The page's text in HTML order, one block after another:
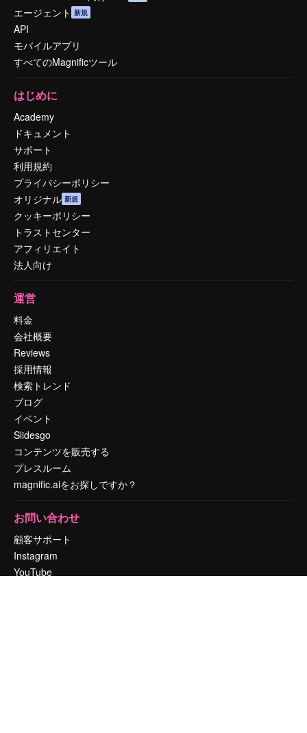
エージェント 新規
API
モバイルアプリ
すべてのMagnificツール
はじめに
Academy
ドキュメント
サポート
利用規約
プライバシーポリシー
オリジナル 新規
クッキーポリシー
トラストセンター
アフィリエイト
法人向け
運営
料金
会社概要
Reviews
採用情報
検索トレンド
ブログ
イベント
Slidesgo
コンテンツを販売する
プレスルーム
magnific.aiをお探しですか？
お問い合わせ
顧客サポート
Instagram
YouTube